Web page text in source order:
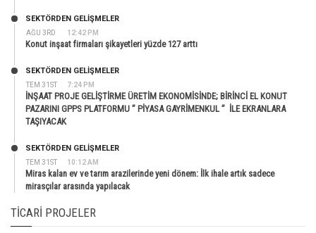
AĞU 3RD 12:42 PM
SEKTÖRDEN GELIŞMELER
Konut inşaat firmaları şikayetleri yüzde 127 arttı
TEM 31ST 7:24 PM
SEKTÖRDEN GELIŞMELER
İNŞAAT PROJE GELİŞTİRME ÜRETİM EKONOMİSİNDE; BİRİNCİ EL KONUT
PAZARINI GPPS PLATFORMU ” PİYASA GAYRİMENKUL ” İLE EKRANLARA
TAŞIYACAK
TEM 31ST 10:12 AM
SEKTÖRDEN GELIŞMELER
Miras kalan ev ve tarım arazilerinde yeni dönem: İlk ihale artık sadece
mirasçılar arasında yapılacak
TICARI PROJELER